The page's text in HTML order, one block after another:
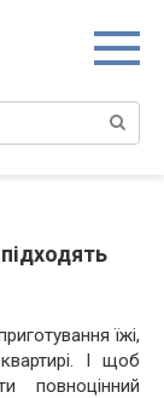
їжі,
І щоб
повноцінний